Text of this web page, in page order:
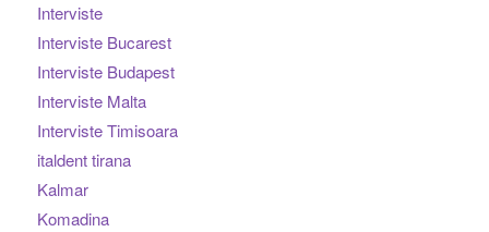
Interviste
Interviste Bucarest
Interviste Budapest
Interviste Malta
Interviste Timisoara
italdent tirana
Kalmar
Komadina